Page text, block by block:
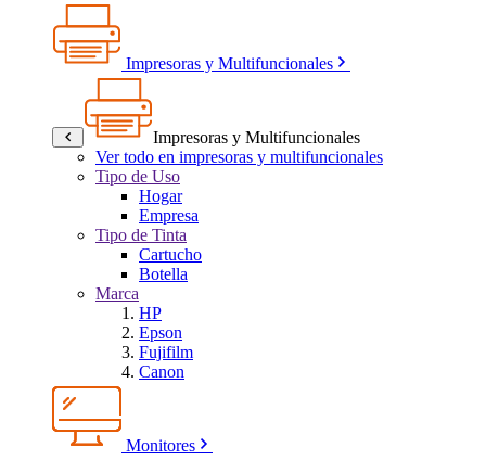
Impresoras y Multifuncionales
Impresoras y Multifuncionales
Ver todo en impresoras y multifuncionales
Tipo de Uso
Hogar
Empresa
Tipo de Tinta
Cartucho
Botella
Marca
HP
Epson
Fujifilm
Canon
Monitores